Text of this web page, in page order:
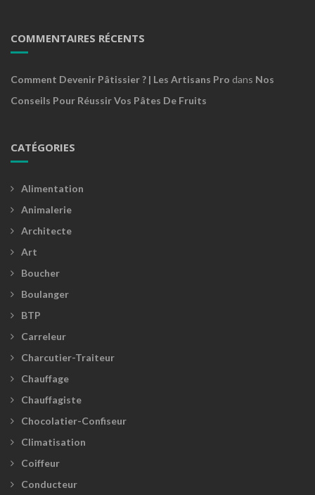
COMMENTAIRES RÉCENTS
Comment Devenir Pâtissier ? | Les Artisans Pro dans Nos
Conseils Pour Réussir Vos Pâtes De Fruits
CATÉGORIES
Alimentation
Animalerie
Architecte
Art
Boucher
Boulanger
BTP
Carreleur
Charcutier-Traiteur
Chauffage
Chauffagiste
Chocolatier-Confiseur
Climatisation
Coiffeur
Conducteur